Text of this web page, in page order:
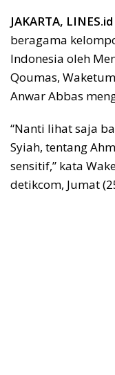
JAKARTA, LINES.id
beragama
Indonesia oleh
Qoumas,
Anwar Abbas
“Nanti lihat saja
Syiah, tentang
sensitif,” kata
detikcom, Jumat